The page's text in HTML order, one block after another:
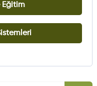
Eğitim